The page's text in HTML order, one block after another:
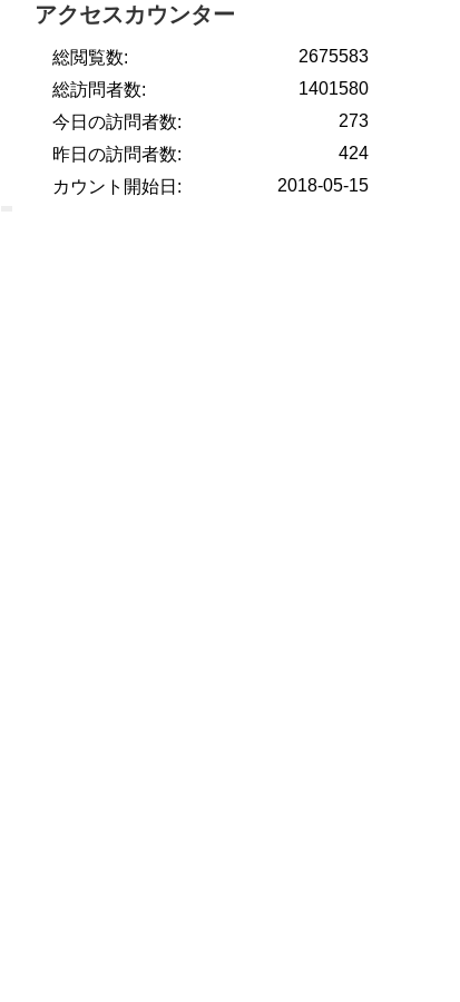
アクセスカウンター
2675583
総閲覧数:
1401580
総訪問者数:
273
今日の訪問者数:
424
昨日の訪問者数:
2018-05-15
カウント開始日: